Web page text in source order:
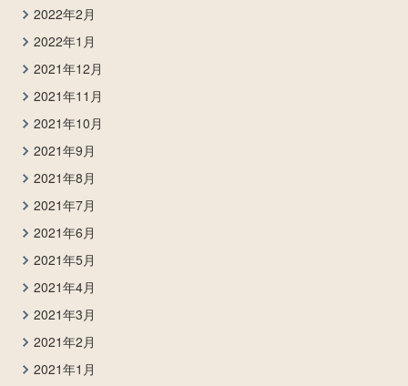
2022年2月
2022年1月
2021年12月
2021年11月
2021年10月
2021年9月
2021年8月
2021年7月
2021年6月
2021年5月
2021年4月
2021年3月
2021年2月
2021年1月